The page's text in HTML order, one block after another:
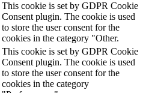
This cookie is set by GDPR Cookie
Consent plugin. The cookie is used
to store the user consent for the
cookies in the category "Other.
This cookie is set by GDPR Cookie
Consent plugin. The cookie is used
to store the user consent for the
cookies in the category